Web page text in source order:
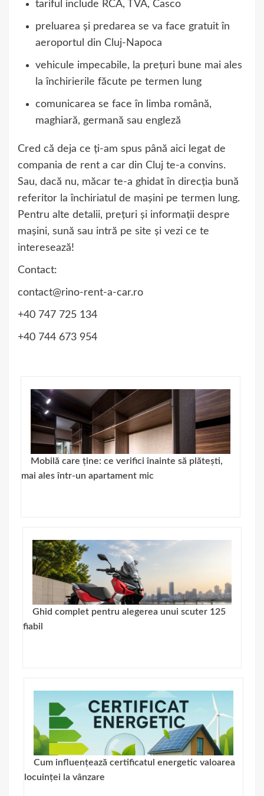
tariful include RCA, TVA, Casco
preluarea și predarea se va face gratuit în
aeroportul din Cluj-Napoca
vehicule impecabile, la prețuri bune mai ales
la închirierile făcute pe termen lung
comunicarea se face în limba română,
maghiară, germană sau engleză
Cred că deja ce ți-am spus până aici legat de
compania de rent a car din Cluj te-a convins.
Sau, dacă nu, măcar te-a ghidat în direcția bună
referitor la închiriatul de mașini pe termen lung.
Pentru alte detalii, prețuri și informații despre
mașini, sună sau intră pe site și vezi ce te
interesează!
Contact:
contact@rino-rent-a-car.ro
+40 747 725 134
+40 744 673 954
Mobilă care ține: ce verifici înainte să plătești,
mai ales într-un apartament mic
Ghid complet pentru alegerea unui scuter 125
fiabil
Cum influențează certificatul energetic valoarea
locuinței la vânzare